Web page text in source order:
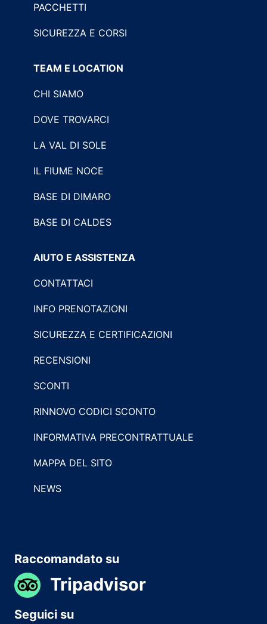
PACCHETTI
SICUREZZA E CORSI
TEAM E LOCATION
CHI SIAMO
DOVE TROVARCI
LA VAL DI SOLE
IL FIUME NOCE
BASE DI DIMARO
BASE DI CALDES
AIUTO E ASSISTENZA
CONTATTACI
INFO PRENOTAZIONI
SICUREZZA E CERTIFICAZIONI
RECENSIONI
SCONTI
RINNOVO CODICI SCONTO
INFORMATIVA PRECONTRATTUALE
MAPPA DEL SITO
NEWS
Raccomandato su
Tripadvisor
Seguici su